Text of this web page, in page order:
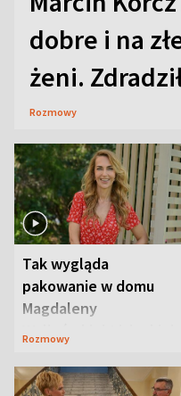
dobre i na
żeni.
Rozmowy
Tak wygląda
pakowanie w domu
Magdaleny
Waligórskiej-Lisieckiej.
Rozmowy